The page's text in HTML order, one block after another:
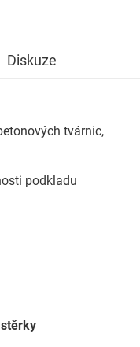
Diskuze
tvárnic,
podkladu